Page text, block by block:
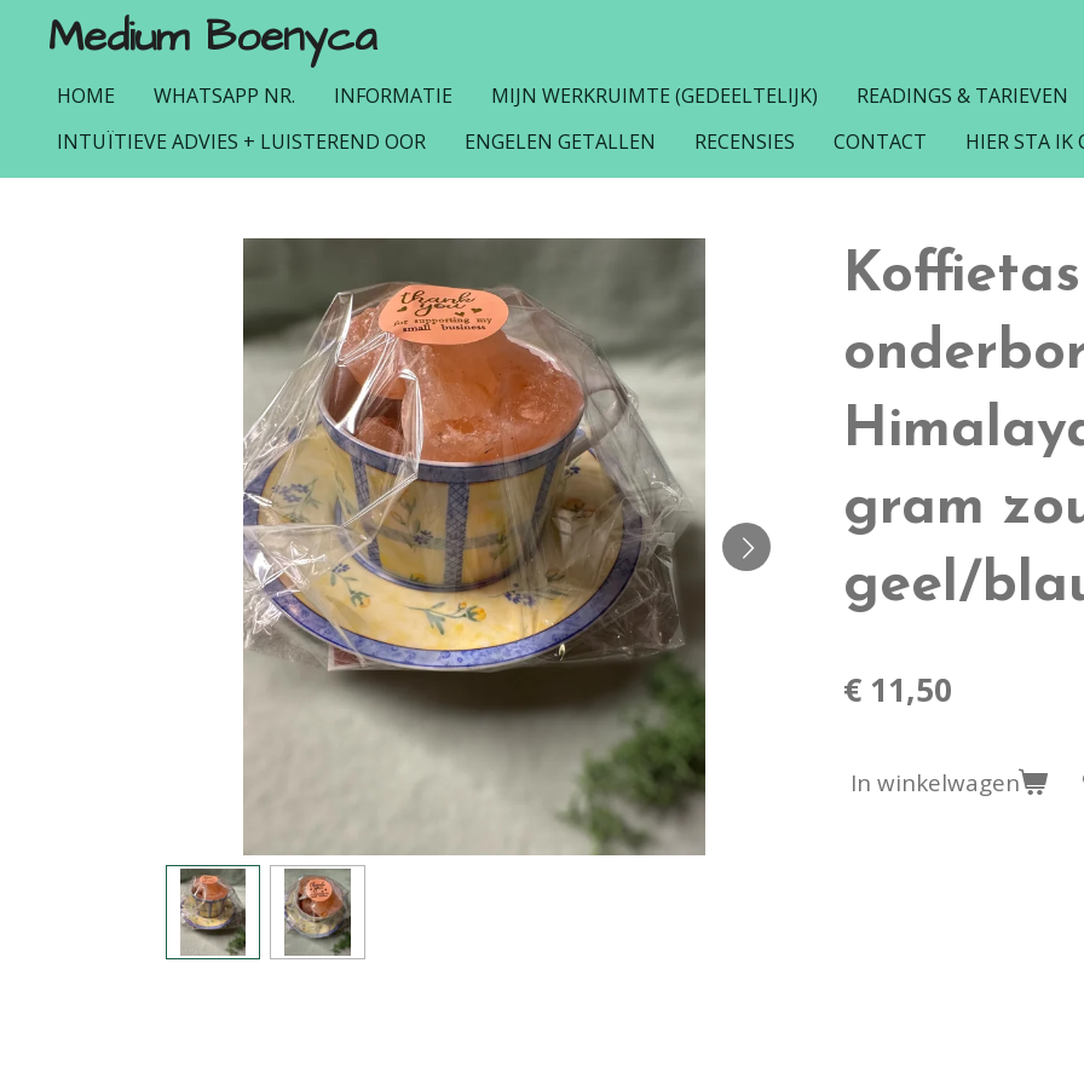
Medium Boenyca
HOME WHATSAPP NR. INFORMATIE MIJN WERKRUIMTE (GEDEELTELIJK)
READINGS & TARIEVEN
INTUÏTIEVE ADVIES + LUISTEREND OOR
ENGELEN GETALLEN RECENSIES CONTACT HIER STA IK
gram
geel/
€ 11,50
In winkelwagen